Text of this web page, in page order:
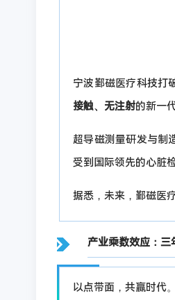
以点带面，共赢时代
据估计，该基地将为
增长，未来 3 年内，